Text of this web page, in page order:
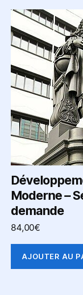
Moderne –
demande
84,00€
AJOUTER AU